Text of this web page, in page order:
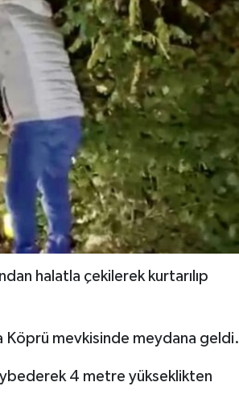
halatla çekilerek kurtarılıp
Köprü mevkisinde meydana geldi.
4 metre yükseklikten